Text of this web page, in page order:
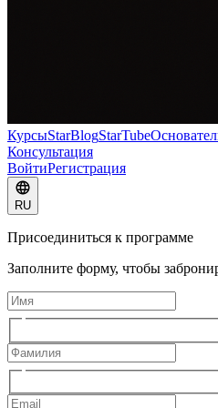
КурсыStarBlogStarTube
Консультация
ВойтиРегистрация
RU
Присоединиться к программе
Заполните форму, чтобы